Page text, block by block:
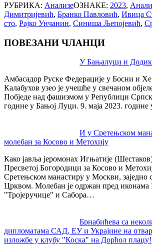
РУБРИКА: АнализеОЗНАКЕ: 2023,
Димитријевић, Бранко Павловић, Ивица
сто, Рајко Унчанин, Синиша Љепојевић,
ПОВЕЗАНИ ЧЛАНЦИ
У Бањалуци и
Амбасадор Руске Федерације у Босни и
Калабухов узео је учешће у свечаном
Побједе над фашизмом у Републици
године у Бањој Луци. 9. маја 2023.
И у Сретењском
молебан за Косово и Метохију
Како јавља јеромонах Игњатије
Пресветој Богородици за Косово и
Сретењском манастиру у Москви, заједно
Црквом. Молебан је одржан пред иконама
"Тројеручице" и Сабора…
Брнабићева са
дипломатама САД, ЕУ и Украјине на
изложбе у клубу "Коска" на Дорћол плацу!
navigation